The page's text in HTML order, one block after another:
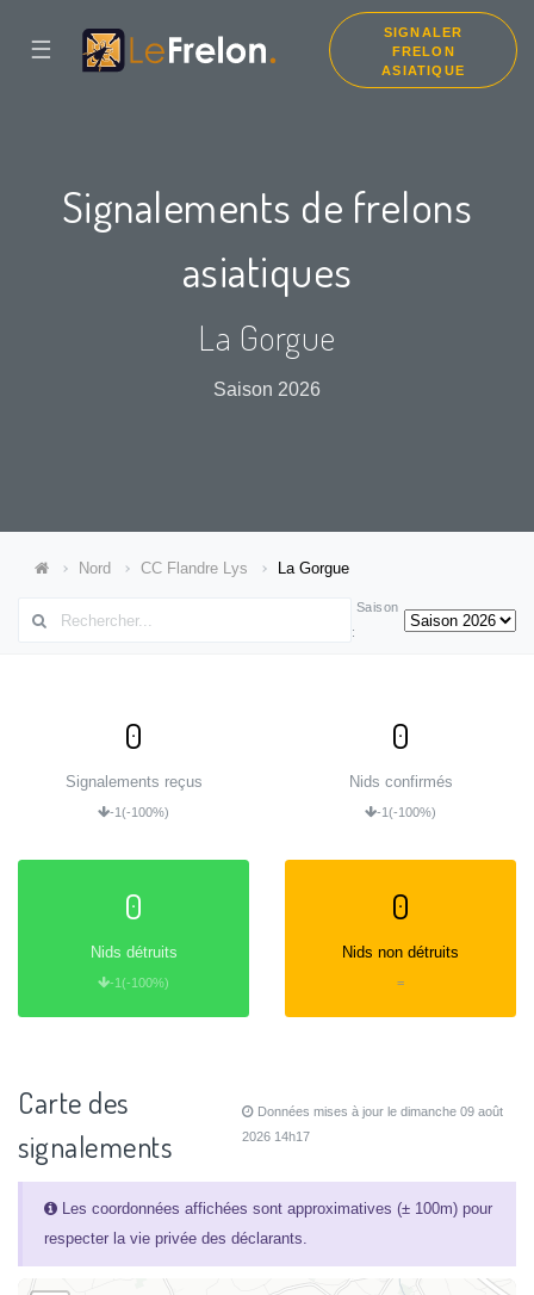
☰
SIGNALER
FRELON
ASIATIQUE
Signalements de frelons
asiatiques
La Gorgue
Saison 2026
Nord CC Flandre Lys La Gorgue
Saison
:
0
Signalements reçus
-1(-100%)
0
Nids confirmés
-1(-100%)
0
Nids détruits
-1(-100%)
0
Nids non détruits
=
Carte des
signalements
Données mises à jour le dimanche 09 août
2026 14h17
Les coordonnées affichées sont approximatives (± 100m) pour
respecter la vie privée des déclarants.